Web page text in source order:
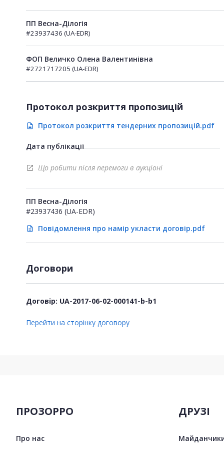
ПП Весна-Ділогія
#23937436 (UA-EDR)
ФОП Величко Олена Валентинівна
#2721717205 (UA-EDR)
Протокол розкриття пропозицій
description Протокол розкриття тендерних пропозицій.pdf
Дата публікації
open_in_new Що робити після перемоги в аукціоні
ПП Весна-Ділогія
#23937436 (UA-EDR)
description Повідомлення про намір укласти договір.pdf
Договори
Договір: UA-2017-06-02-000141-b-b1
Перейти на сторінку договору
ПРОЗОРРО
Про нас
ДРУЗІ